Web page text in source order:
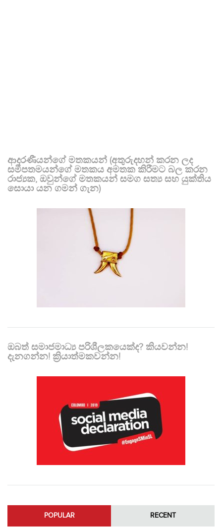
ආදරණීයන්ගේ මතකයන් (අතුරුදහන් කරන ලද
සමීපතමයන්ගේ මතකය අමතක කිරීමට බල කරන
රාජ්‍යක, ඔවුන්ගේ මතකයන් සමග සත්‍ය සහ යුක්තිය
සොයා යන ගමන් ගැන)
ඔබත් සමාජමාධ්‍ය පරිශීලකයෙක්ද? කියවන්න!
දැනගන්න! ක්‍රියාත්මකවන්න!
POPULAR RECENT